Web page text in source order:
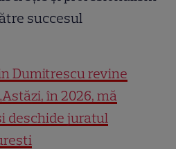
succesul
Dumitrescu revine
în 2026, mă
deschide juratul